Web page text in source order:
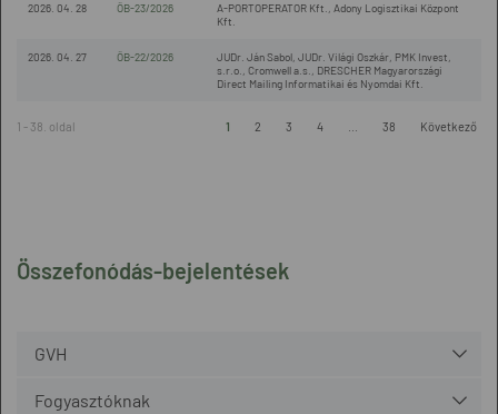
Összefonódás-bejelentések
GVH
Fogyasztóknak
2026. 04. 28 ÖB-23/2026
A-PORTOPERATOR Kft., Adony Logisztikai Központ
Kft.
2026. 04. 27 ÖB-22/2026
JUDr. Ján Sabol, JUDr. Világi Oszkár, PMK Invest,
s.r.o., Cromwell a.s., DRESCHER Magyarországi
Direct Mailing Informatikai és Nyomdai Kft.
1 - 38. oldal 1 2 3 4 38 Következő